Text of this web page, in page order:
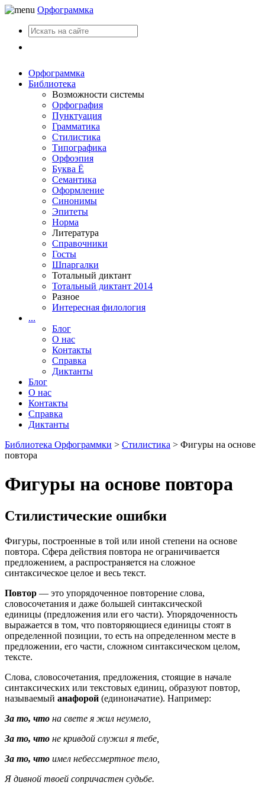
Орфограммка
Орфограммка
Библиотека
Возможности системы
Орфография
Пунктуация
Грамматика
Стилистика
Типографика
Орфоэпия
Буква Ё
Семантика
Оформление
Синонимы
Эпитеты
Норма
Литература
Справочники
Госты
Шпаргалки
Тотальный диктант
Тотальный диктант 2014
Разное
Интересная филология
...
Блог
О нас
Контакты
Справка
Диктанты
Блог
О нас
Контакты
Справка
Диктанты
Библиотека Орфограммки > Стилистика > Фигуры на основе
повтора
Фигуры на основе повтора
Стилистические ошибки
Фигуры, построенные в той или иной степени на основе
повтора. Сфера действия повтора не ограничивается
предложением, а распространяется на сложное
синтаксическое целое и весь текст.
Повтор — это упорядоченное повторение слова,
словосочетания и даже большей синтаксической
единицы (предложения или его части). Упорядоченность
выражается в том, что повторяющиеся единицы стоят в
определенной позиции, то есть на определенном месте в
предложении, его части, сложном синтаксическом целом,
тексте.
Слова, словосочетания, предложения, стоящие в начале
синтаксических или текстовых единиц, образуют повтор,
называемый анафорой (единоначатие). Например:
За то, что на свете я жил неумело,
За то, что не кривдой служил я тебе,
За то, что имел небессмертное тело,
Я дивной твоей сопричастен судьбе.